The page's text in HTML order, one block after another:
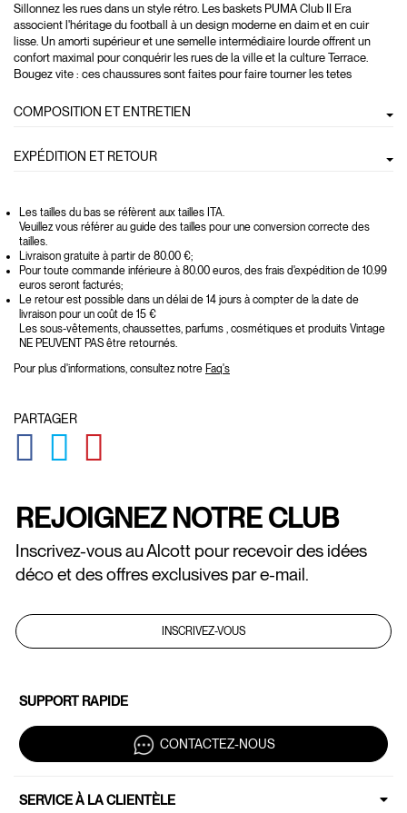
Sillonnez les rues dans un style rétro. Les baskets PUMA Club II Era
associent l'héritage du football à un design moderne en daim et en cuir
lisse. Un amorti supérieur et une semelle intermédiaire lourde offrent un
confort maximal pour conquérir les rues de la ville et la culture Terrace.
Bougez vite : ces chaussures sont faites pour faire tourner les tetes
COMPOSITION ET ENTRETIEN
EXPÉDITION ET RETOUR
Les tailles du bas se réfèrent aux tailles ITA.
Veuillez vous référer au guide des tailles pour une conversion correcte des
tailles.
Livraison gratuite à partir de 80.00 €;
Pour toute commande inférieure à 80.00 euros, des frais d'expédition de 10.99
euros seront facturés;
Le retour est possible dans un délai de 14 jours à compter de la date de
livraison pour un coût de 15 €
Les sous-vêtements, chaussettes, parfums , cosmétiques et produits Vintage
NE PEUVENT PAS être retournés.
Pour plus d'informations, consultez notre Faq's
PARTAGER
GLOBAL.SOCIALSHARE.FACEBOOK
GLOBAL.SOCIALSHARE.TWITTER
REJOIGNEZ NOTRE CLUB
Inscrivez-vous au Alcott pour recevoir des idées
déco et des offres exclusives par e-mail.
INSCRIVEZ-VOUS
SUPPORT RAPIDE
CONTACTEZ-NOUS
SERVICE À LA CLIENTÈLE